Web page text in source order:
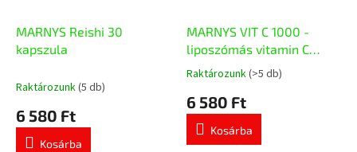
MARNYS Reishi 30
kapszula
Raktározunk(5 db)
6 580 Ft
Kosárba
MARNYS VIT C 1000 -
liposzómás vitamin C
20x10 ml
A
átlagos
értékelése
Raktározunk(>5 db)
6 580 Ft
Kosárba